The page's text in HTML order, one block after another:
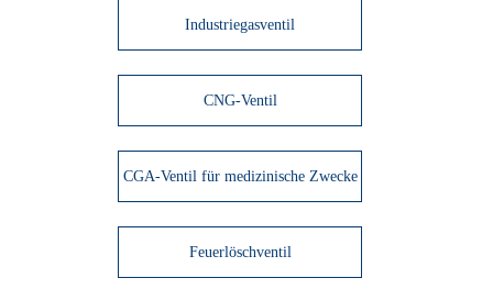
Industriegasventil
CNG-Ventil
CGA-Ventil für medizinische Zwecke
Feuerlöschventil